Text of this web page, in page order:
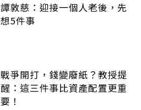
譚敦慈：迎接一個人老後，先
想5件事
戰爭開打，錢變廢紙？教授提
醒：這三件事比資產配置更重
要！